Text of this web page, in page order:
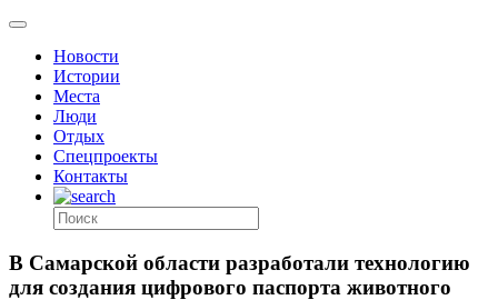
Новости
Истории
Места
Люди
Отдых
Спецпроекты
Контакты
В Самарской области разработали технологию
для создания цифрового паспорта животного